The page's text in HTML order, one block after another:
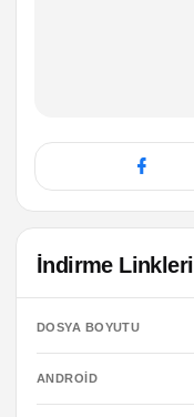
İndirme Linkleri
DOSYA BOYUTU
ANDROID